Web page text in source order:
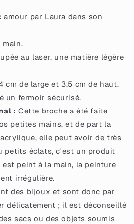
amour par Laura dans son
main.
au laser, une matière légère
cm de large et 3,5 cm de haut.
un fermoir sécurisé.
: Cette broche a été faite
petites mains, et de part la
elle peut avoir de très
petits éclats, c'est un produit
est peint à la main, la peinture
irrégulière.
des bijoux et sont donc par
délicatement ; il est déconseillé
sacs ou des objets soumis